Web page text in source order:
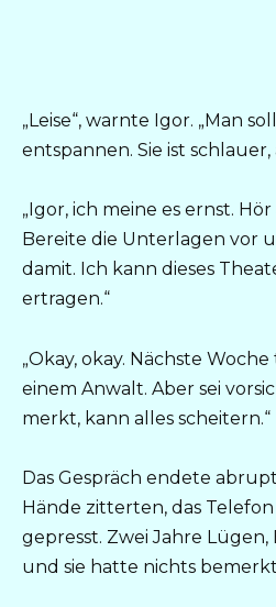
„Leise“, warnte Igor. „Man
entspannen. Sie ist schlauer,
„Igor, ich meine es ernst.
Bereite die Unterlagen vor
damit. Ich kann dieses
ertragen.“
„Okay, okay. Nächste
einem Anwalt. Aber sei
merkt, kann alles scheitern.“
Das Gespräch endete
Hände zitterten, das
gepresst. Zwei Jahre
und sie hatte nichts